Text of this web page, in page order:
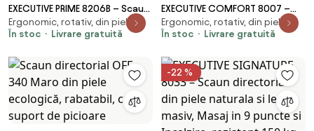
EXECUTIVE PRIME 8206B – Scaun
directorial din piele naturala si
lemn , Masaj in 9 puncte si
Inchis
Ergonomic, rotativ, din piele
În stoc
Livrare gratuită
EXECUTIVE COMFORT 8007 –
Scaun directorial din piele
naturala si lemn masiv, Masaj in
150 kg, Maro Inchis
Ergonomic, rotativ, din piele
În stoc
Livrare gratuită
-22 %